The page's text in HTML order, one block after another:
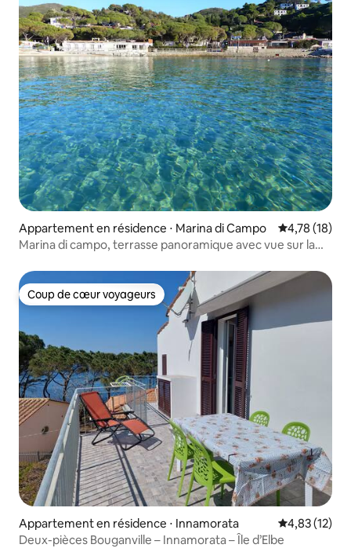
Appartement en résidence ⋅ Marina di Campo Évaluation
4,78 (18)
Marina di campo, terrasse panoramique avec vue sur la
Coup de cœur voyageurs
Coup de cœur voyageurs
Appartement en résidence ⋅ Innamorata Évaluation
4,83 (12)
Deux-pièces Bouganville – Innamorata – Île d’Elbe